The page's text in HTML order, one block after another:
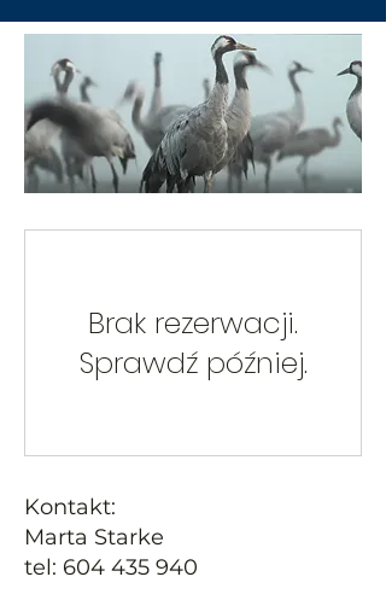
Brak rezerwacji.
Sprawdź później.
Kontakt:
Marta Starke
tel: 604 435 940